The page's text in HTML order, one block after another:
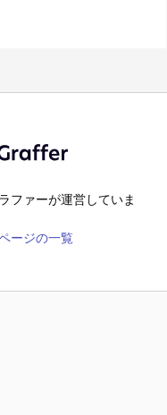
ファーが運営していま
ージの一覧